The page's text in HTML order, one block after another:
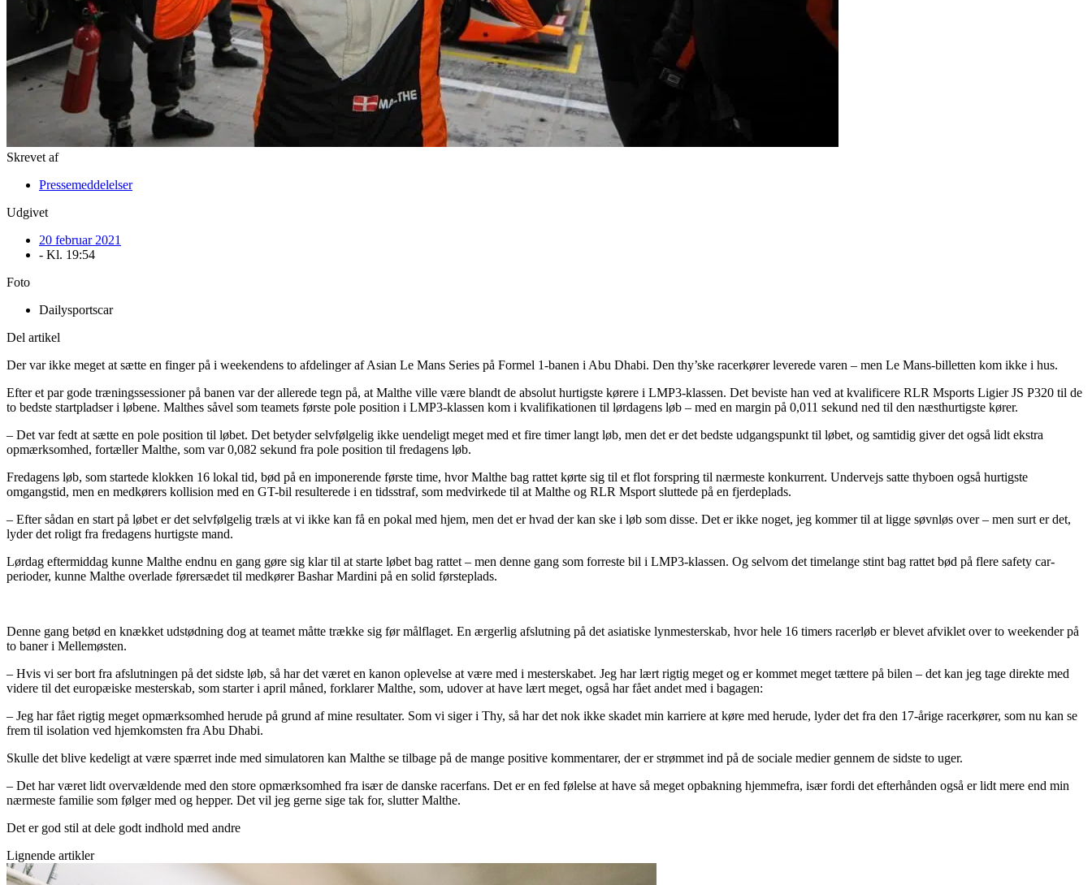
Skrevet af
Pressemeddelelser
Udgivet
20 februar 2021
- Kl. 19:54
Foto
Dailysportscar
Del artikel
Der var ikke meget at sætte en finger på i weekendens to afdelinger af Asian Le Mans Series på Formel 1-banen i Abu Dhabi. Den thy’ske racerkører leverede varen – men Le Mans-billetten kom ikke i hus.
Efter et par gode træningssessioner på banen var der allerede tegn på, at Malthe ville være blandt de absolut hurtigste kørere i LMP3-klassen. Det beviste han ved at kvalificere RLR Msports Ligier JS P320 til de
to bedste startpladser i løbene. Malthes såvel som teamets første pole position i LMP3-klassen kom i kvalifikationen til lørdagens løb – med en margin på 0,011 sekund ned til den næsthurtigste kører.
– Det var fedt at sætte en pole position til løbet. Det betyder selvfølgelig ikke uendeligt meget med et fire timer langt løb, men det er det bedste udgangspunkt til løbet, og samtidig giver det også lidt ekstra
opmærksomhed, fortæller Malthe, som var 0,082 sekund fra pole position til fredagens løb.
Fredagens løb, som startede klokken 16 lokal tid, bød på en imponerende første time, hvor Malthe bag rattet kørte sig til et flot forspring til nærmeste konkurrent. Undervejs satte thyboen også hurtigste
omgangstid, men en medkørers kollision med en GT-bil resulterede i en tidsstraf, som medvirkede til at Malthe og RLR Msport sluttede på en fjerdeplads.
– Efter sådan en start på løbet er det selvfølgelig træls at vi ikke kan få en pokal med hjem, men det er hvad der kan ske i løb som disse. Det er ikke noget, jeg kommer til at ligge søvnløs over – men surt er det,
lyder det roligt fra fredagens hurtigste mand.
Lørdag eftermiddag kunne Malthe endnu en gang gøre sig klar til at starte løbet bag rattet – men denne gang som forreste bil i LMP3-klassen. Og selvom det timelange stint bag rattet bød på flere safety car-
perioder, kunne Malthe overlade førersædet til medkører Bashar Mardini på en solid førsteplads.
Denne gang betød en knækket udstødning dog at teamet måtte trække sig før målflaget. En ærgerlig afslutning på det asiatiske lynmesterskab, hvor hele 16 timers racerløb er blevet afviklet over to weekender på
to baner i Mellemøsten.
– Hvis vi ser bort fra afslutningen på det sidste løb, så har det været en kanon oplevelse at være med i mesterskabet. Jeg har lært rigtig meget og er kommet meget tættere på bilen – det kan jeg tage direkte med
videre til det europæiske mesterskab, som starter i april måned, forklarer Malthe, som, udover at have lært meget, også har fået andet med i bagagen:
– Jeg har fået rigtig meget opmærksomhed herude på grund af mine resultater. Som vi siger i Thy, så har det nok ikke skadet min karriere at køre med herude, lyder det fra den 17-årige racerkører, som nu kan se
frem til isolation ved hjemkomsten fra Abu Dhabi.
Skulle det blive kedeligt at være spærret inde med simulatoren kan Malthe se tilbage på de mange positive kommentarer, der er strømmet ind på de sociale medier gennem de sidste to uger.
– Det har været lidt overvældende med den store opmærksomhed fra især de danske racerfans. Det er en fed følelse at have så meget opbakning hjemmefra, især fordi det efterhånden også er lidt mere end min
nærmeste familie som følger med og hepper. Det vil jeg gerne sige tak for, slutter Malthe.
Det er god stil at dele godt indhold med andre
Lignende artikler